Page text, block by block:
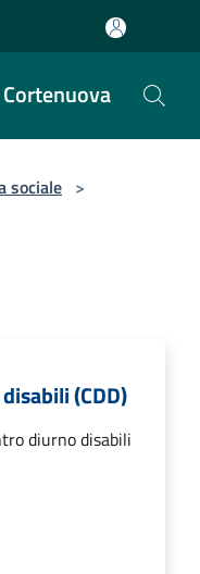
sociale >
(CDD)
diurno disabili